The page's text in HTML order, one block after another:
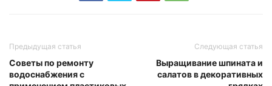
Предыдущая статья
Советы по ремонту
водоснабжения с
Следующая статья
Выращивание шпината и
салатов в декоративных